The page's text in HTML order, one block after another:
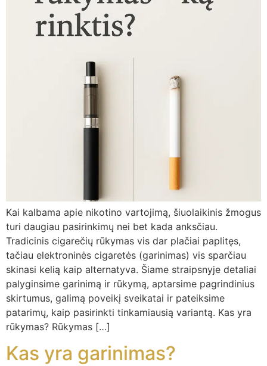
Kai kalbama apie nikotino vartojimą, šiuolaikinis žmogus
turi daugiau pasirinkimų nei bet kada anksčiau.
Tradicinis cigarečių rūkymas vis dar plačiai paplitęs,
tačiau elektroninės cigaretės (garinimas) vis sparčiau
skinasi kelią kaip alternatyva. Šiame straipsnyje detaliai
palyginsime garinimą ir rūkymą, aptarsime pagrindinius
skirtumus, galimą poveikį sveikatai ir pateiksime
patarimų, kaip pasirinkti tinkamiausią variantą. Kas yra
rūkymas? Rūkymas […]
Kas yra garinimas?